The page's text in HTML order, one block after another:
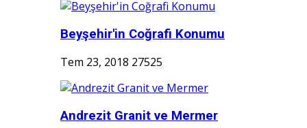
Beyşehir'in Coğrafi Konumu
Tem 23, 2018 27525
Andrezit Granit ve Mermer